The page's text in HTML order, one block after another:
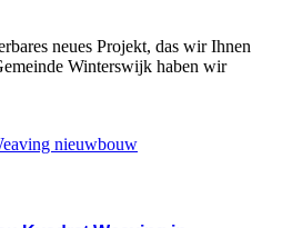
neues Projekt, das wir Ihnen
Winterswijk haben wir